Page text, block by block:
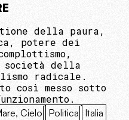
della paura,
potere dei
società della
radicale.
così messo sotto
Cielo Politica Italia